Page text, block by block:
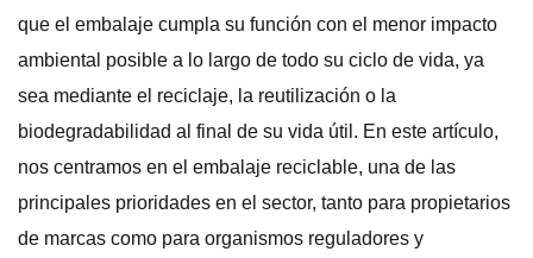
que el embalaje cumpla su función con el menor impacto
ambiental posible a lo largo de todo su ciclo de vida, ya
sea mediante el reciclaje, la reutilización o la
biodegradabilidad al final de su vida útil. En este artículo,
nos centramos en el embalaje reciclable, una de las
principales prioridades en el sector, tanto para propietarios
de marcas como para organismos reguladores y